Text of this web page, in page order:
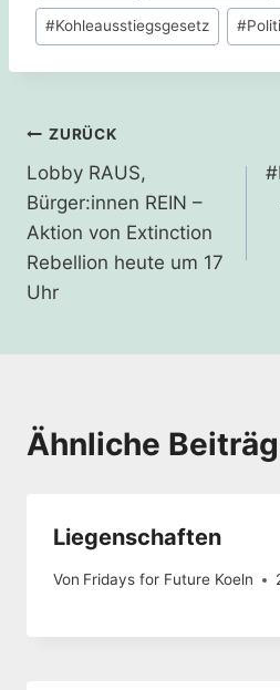
#Kohleausstiegsgesetz #
ZURÜCK
Lobby RAUS,
Bürger:innen REIN –
Aktion von Extinction
Rebellion heute um 17
Uhr
Ähnliche
Liegenschaften
Von Fridays for Future Koeln